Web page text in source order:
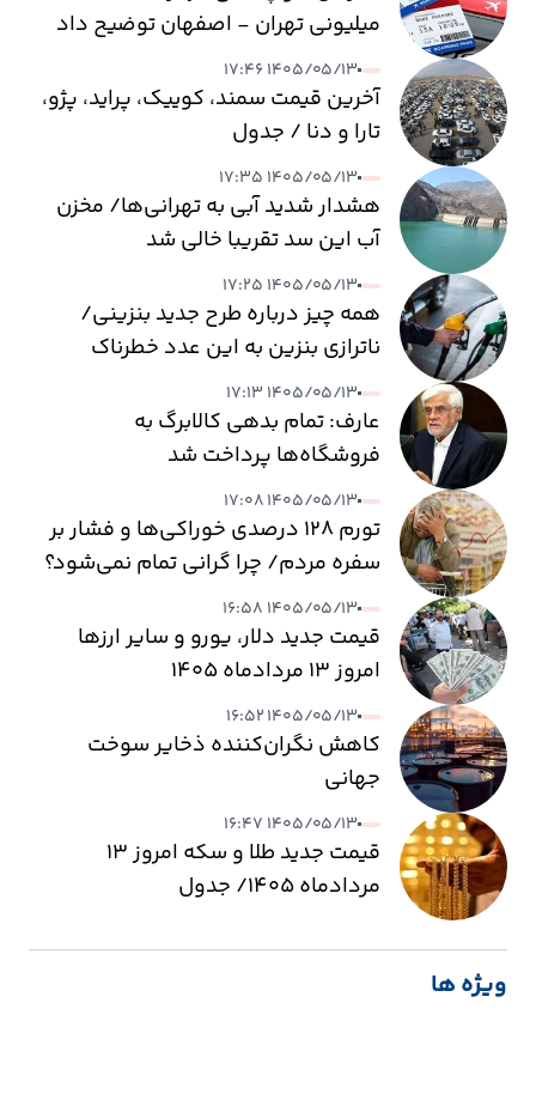
میلیونی تهران - اصفهان توضیح داد
۱۴۰۵/۰۵/۱۳ ۱۷:۴۶
آخرین قیمت سمند، کوییک، پراید، پژو،
تارا و دنا / جدول
۱۴۰۵/۰۵/۱۳ ۱۷:۳۵
هشدار شدید آبی به تهرانی‌ها/ مخزن
آب این سد تقریبا خالی شد
۱۴۰۵/۰۵/۱۳ ۱۷:۲۵
همه چیز درباره طرح جدید بنزینی/
ناترازی بنزین به این عدد خطرناک
می‌رسد
۱۴۰۵/۰۵/۱۳ ۱۷:۱۳
عارف: تمام بدهی کالابرگ به
فروشگاه‌ها پرداخت شد
۱۴۰۵/۰۵/۱۳ ۱۷:۰۸
تورم ۱۲۸ درصدی خوراکی‌ها و فشار بر
سفره مردم/ چرا گرانی تمام نمی‌شود؟
۱۴۰۵/۰۵/۱۳ ۱۶:۵۸
قیمت جدید دلار، یورو و سایر ارزها
امروز ۱۳ مردادماه ۱۴۰۵
۱۴۰۵/۰۵/۱۳ ۱۶:۵۲
کاهش نگران‌کننده ذخایر سوخت
جهانی
۱۴۰۵/۰۵/۱۳ ۱۶:۴۷
قیمت جدید طلا و سکه امروز ۱۳
مردادماه ۱۴۰۵/ جدول
ویژه ها